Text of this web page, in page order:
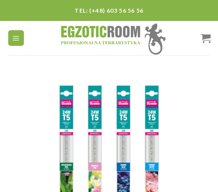
content
TEL: (+48) 603 56 56 56